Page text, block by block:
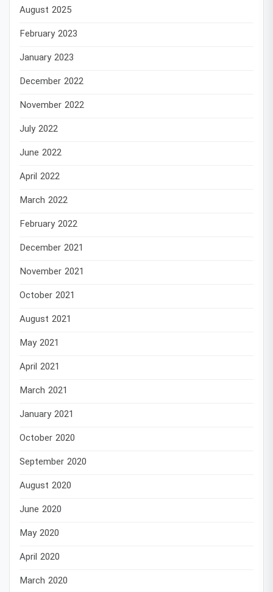
August 2025
February 2023
January 2023
December 2022
November 2022
July 2022
June 2022
April 2022
March 2022
February 2022
December 2021
November 2021
October 2021
August 2021
May 2021
April 2021
March 2021
January 2021
October 2020
September 2020
August 2020
June 2020
May 2020
April 2020
March 2020